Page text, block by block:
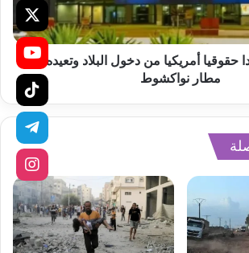
حقوقيا أمريكيا من دخول البلاد وتعيده من
مطار نواكشوط